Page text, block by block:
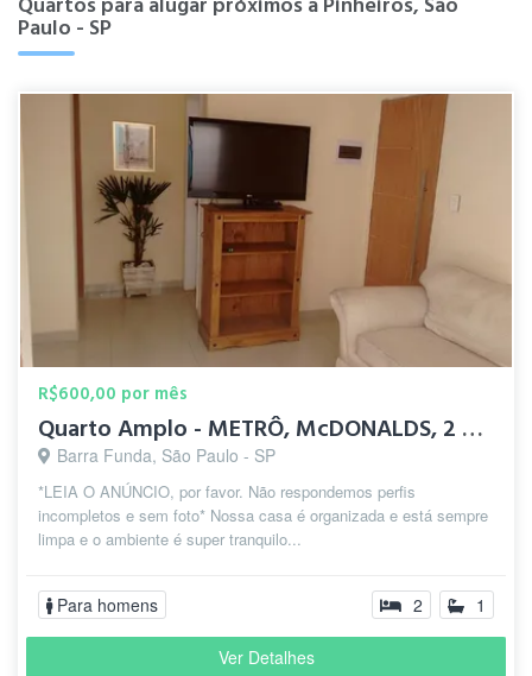
Paulo - SP
R$600,00 por mês
Quarto Amplo - METRÔ, McDONALDS, 2 SMARTFIT, 2 SHOPPINGs
Barra Funda, São Paulo - SP
*LEIA O ANÚNCIO, por favor. Não respondemos perfis
incompletos e sem foto* Nossa casa é organizada e está sempre
limpa e o ambiente é super tranquilo...
Para homens 2 1
Ver Detalhes